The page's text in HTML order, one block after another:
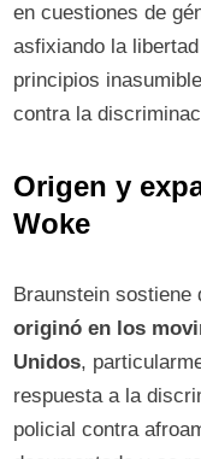
en cuestiones de
asfixiando la
principios
contra la
Origen y
Woke
Braunstein sostiene
originó en los
Unidos,
respuesta a la
policial contra